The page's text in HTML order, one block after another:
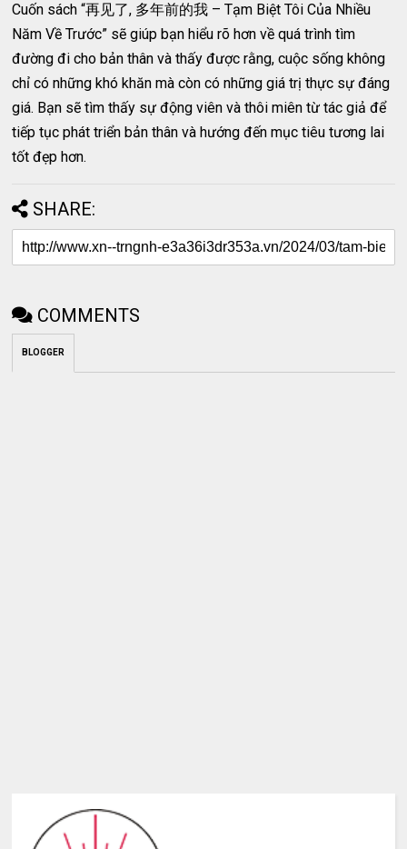
Cuốn sách “再见了, 多年前的我 – Tạm Biệt Tôi Của Nhiều
Năm Về Trước” sẽ giúp bạn hiểu rõ hơn về quá trình tìm
đường đi cho bản thân và thấy được rằng, cuộc sống không
chỉ có những khó khăn mà còn có những giá trị thực sự đáng
giá. Bạn sẽ tìm thấy sự động viên và thôi miên từ tác giả để
tiếp tục phát triển bản thân và hướng đến mục tiêu tương lai
tốt đẹp hơn.
SHARE:
COMMENTS
BLOGGER